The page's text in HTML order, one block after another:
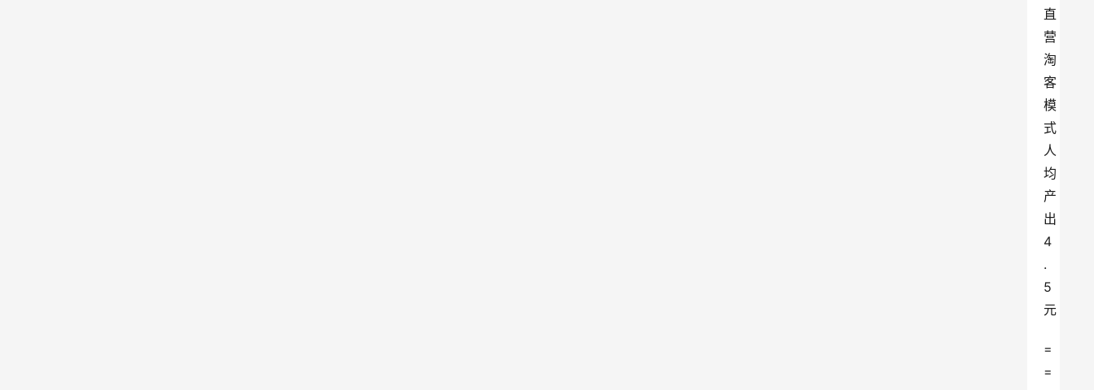
直
营
淘
客
模
式
人
均
产
出
4
.
5
元
=
=